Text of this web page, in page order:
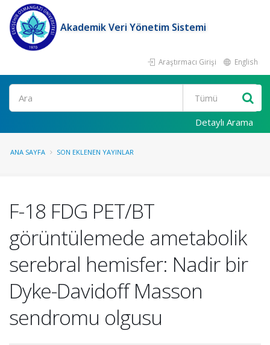
Akademik Veri Yönetim Sistemi
Araştırmacı Girişi English
Ara
Detaylı Arama
ANA SAYFA SON EKLENEN YAYINLAR
F-18 FDG PET/BT
görüntülemede ametabolik
serebral hemisfer: Nadir bir
Dyke-Davidoff Masson
sendromu olgusu